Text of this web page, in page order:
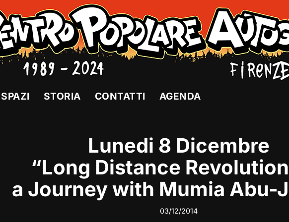
SPAZI STORIA CONTATTI AGENDA
Lunedi 8 Dicembre
“Long Distance
a Journey with Mumia Abu-
03/12/2014